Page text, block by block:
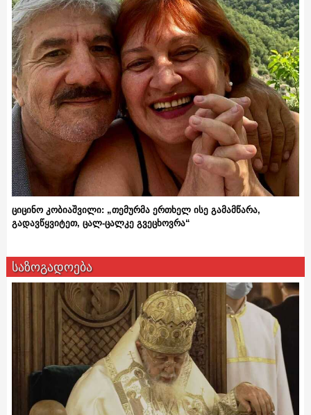
ციცინო კობიაშვილი: „თემურმა ერთხელ ისე გამამწარა,
გადავწყვიტეთ, ცალ-ცალკე გვეცხოვრა“
საზოგადოება